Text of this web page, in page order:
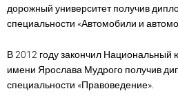
дорожный университет получив
специальности «Автомобили и
В 2012 году закончил Национальный
имени Ярослава Мудрого получив
специальности «Правоведение».